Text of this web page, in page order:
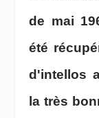
de mai
été
d'intellos
la très